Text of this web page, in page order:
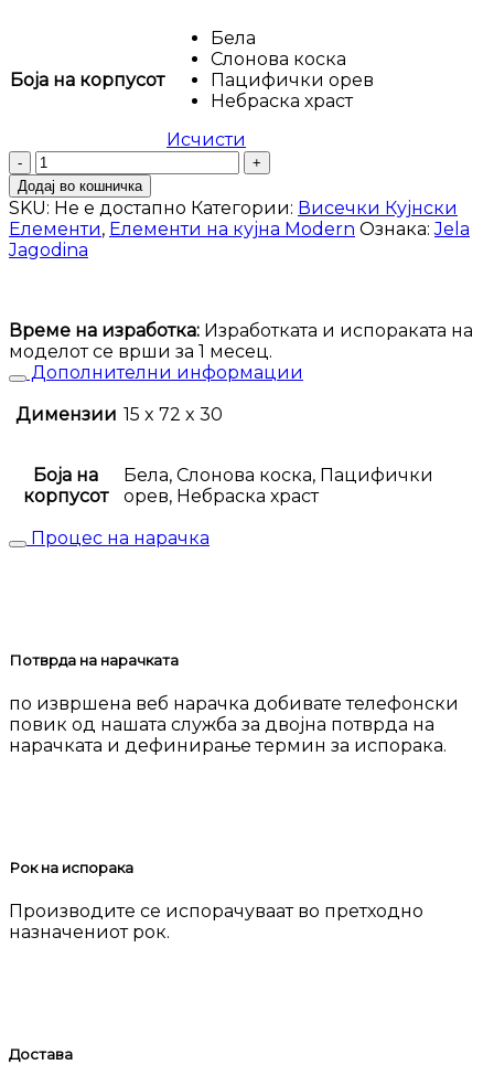
Боја на корпусот
Бела
Слонова коска
Пацифички орев
Небраска храст
Исчисти
Висечки
елемент
Modern
V7-
15-
P
Додај во кошничка
SKU: Не е достапно Категории: Висечки Кујнски
Елементи, Елементи на кујна Modern Ознака:Jela
Jagodina
Време на изработка: Изработката и испораката на
моделот се врши за 1 месец.
Дополнителни информации
Димензии 15 x 72 x 30
Боја на
корпусот
Бела, Слонова коска, Пацифички
орев, Небраска храст
Процес на нарачка
Потврда на нарачката
по извршена веб нарачка добивате телефонски
повик од нашата служба за двојна потврда на
нарачката и дефинирање термин за испорака.
Рок на испорака
Производите се испорачуваат во претходно
назначениот рок.
Достава